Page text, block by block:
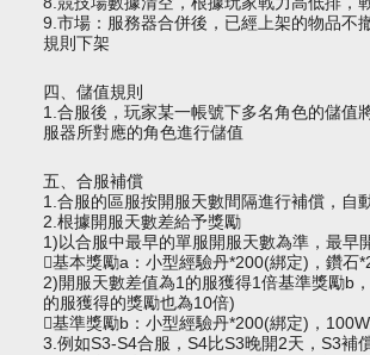
9.市場：服務器合併後，已經上架的物品不
規則下架
四、儲值規則
1.合服後，玩家某一帳號下多名角色的儲值
服器所對應的角色進行儲值
五、合服補償
1.合服的區服按開服天數間隔進行補償，自
2.根據開服天數差給予獎勵
1)以合服中最早的單服開服天數為準，最
基本獎勵a：小型經驗丹*200(綁定)，鑽石
2)開服天數差值為1的服獲得1倍基準獎勵b
的服獲得的獎勵也為10倍)
基準獎勵b：小型經驗丹*200(綁定)，
3.例如S3-S4合服，S4比S3晚開2天，S3補